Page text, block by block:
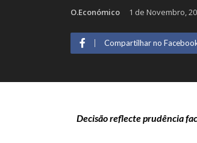
O.Económico 1 de Novembro,
Compartilhar no
Decisão reflecte prudência